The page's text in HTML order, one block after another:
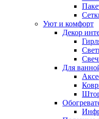
Уют и комфорт
Декор
Для